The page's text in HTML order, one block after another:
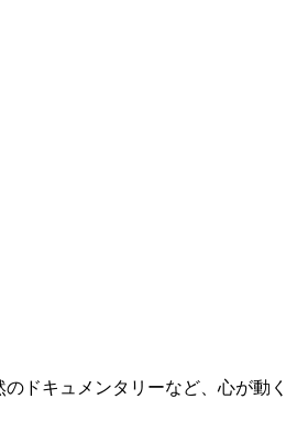
ドキュメンタリーなど、心が動く